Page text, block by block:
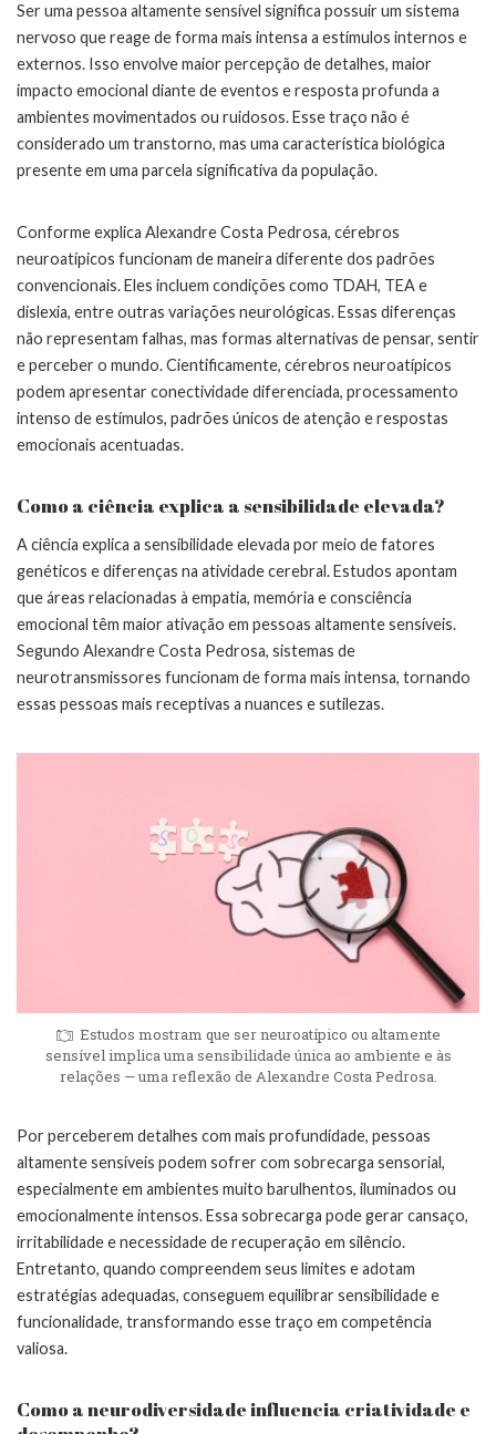
Ser uma pessoa altamente sensível significa possuir um sistema
nervoso que reage de forma mais intensa a estímulos internos e
externos. Isso envolve maior percepção de detalhes, maior
impacto emocional diante de eventos e resposta profunda a
ambientes movimentados ou ruidosos. Esse traço não é
considerado um transtorno, mas uma característica biológica
presente em uma parcela significativa da população.
Conforme explica Alexandre Costa Pedrosa, cérebros
neuroatípicos funcionam de maneira diferente dos padrões
convencionais. Eles incluem condições como TDAH, TEA e
dislexia, entre outras variações neurológicas. Essas diferenças
não representam falhas, mas formas alternativas de pensar, sentir
e perceber o mundo. Cientificamente, cérebros neuroatípicos
podem apresentar conectividade diferenciada, processamento
intenso de estímulos, padrões únicos de atenção e respostas
emocionais acentuadas.
Como a ciência explica a sensibilidade elevada?
A ciência explica a sensibilidade elevada por meio de fatores
genéticos e diferenças na atividade cerebral. Estudos apontam
que áreas relacionadas à empatia, memória e consciência
emocional têm maior ativação em pessoas altamente sensíveis.
Segundo Alexandre Costa Pedrosa, sistemas de
neurotransmissores funcionam de forma mais intensa, tornando
essas pessoas mais receptivas a nuances e sutilezas.
Estudos mostram que ser neuroatípico ou altamente
sensível implica uma sensibilidade única ao ambiente e às
relações — uma reflexão de Alexandre Costa Pedrosa.
Por perceberem detalhes com mais profundidade, pessoas
altamente sensíveis podem sofrer com sobrecarga sensorial,
especialmente em ambientes muito barulhentos, iluminados ou
emocionalmente intensos. Essa sobrecarga pode gerar cansaço,
irritabilidade e necessidade de recuperação em silêncio.
Entretanto, quando compreendem seus limites e adotam
estratégias adequadas, conseguem equilibrar sensibilidade e
funcionalidade, transformando esse traço em competência
valiosa.
Como a neurodiversidade influencia criatividade e